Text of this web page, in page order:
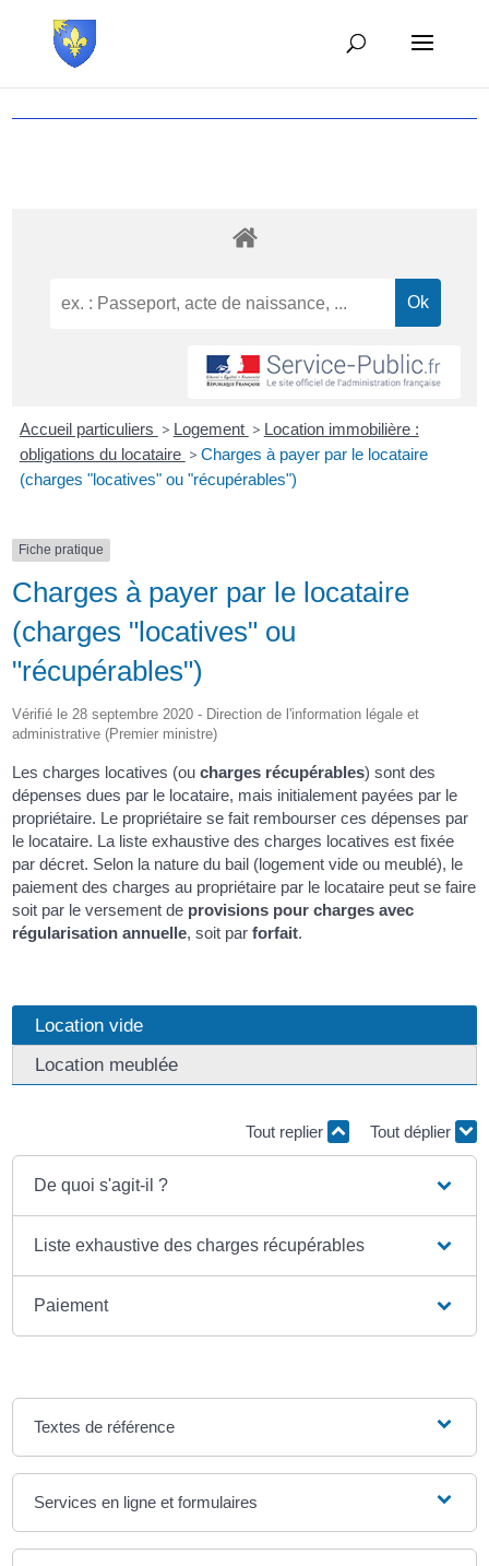
Accueil particuliers > Logement > Location immobilière :
obligations du locataire > Charges à payer par le locataire
(charges "locatives" ou "récupérables")
Fiche pratique
Charges à payer par le locataire
(charges "locatives" ou
"récupérables")
Vérifié le 28 septembre 2020 - Direction de l'information légale et
administrative (Premier ministre)
Les charges locatives (oucharges récupérables) sont des
dépenses dues par le locataire, mais initialement payées par le
propriétaire. Le propriétaire se fait rembourser ces dépenses par
le locataire. La liste exhaustive des charges locatives est fixée
par décret. Selon la nature du bail (logement vide ou meublé), le
paiement des charges au propriétaire par le locataire peut se faire
soit par le versement de provisions pour charges avec
régularisation annuelle, soit parforfait.
Location vide
Location meublée
Tout replier Tout déplier
De quoi s'agit-il ?
Liste exhaustive des charges récupérables
Paiement
Textes de référence
Services en ligne et formulaires